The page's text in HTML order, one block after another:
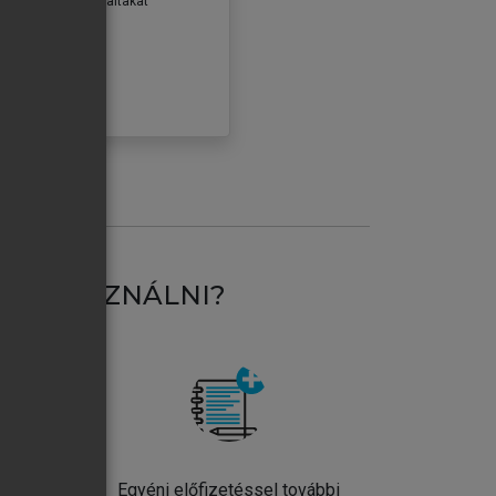
HASZNÁLNI?
Egyéni előfizetéssel további